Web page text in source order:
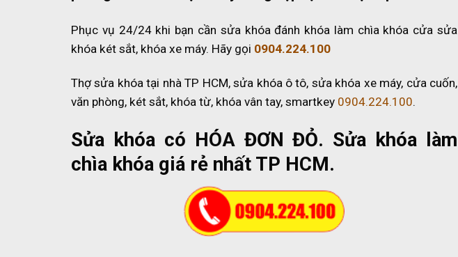
Phục vụ 24/24 khi bạn cần sửa khóa đánh khóa làm chìa khóa cửa sửa
khóa két sắt, khóa xe máy. Hãy gọi 0904.224.100
Thợ sửa khóa tại nhà TP HCM, sửa khóa ô tô, sửa khóa xe máy, cửa cuốn,
văn phòng, két sắt, khóa từ, khóa vân tay, smartkey 0904.224.100.
Sửa khóa có HÓA ĐƠN ĐỎ. Sửa khóa làm
chìa khóa giá rẻ nhất TP HCM.